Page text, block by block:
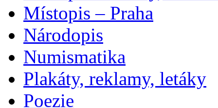
Místopis – Praha
Národopis
Numismatika
Plakáty, reklamy, letáky
Poezie